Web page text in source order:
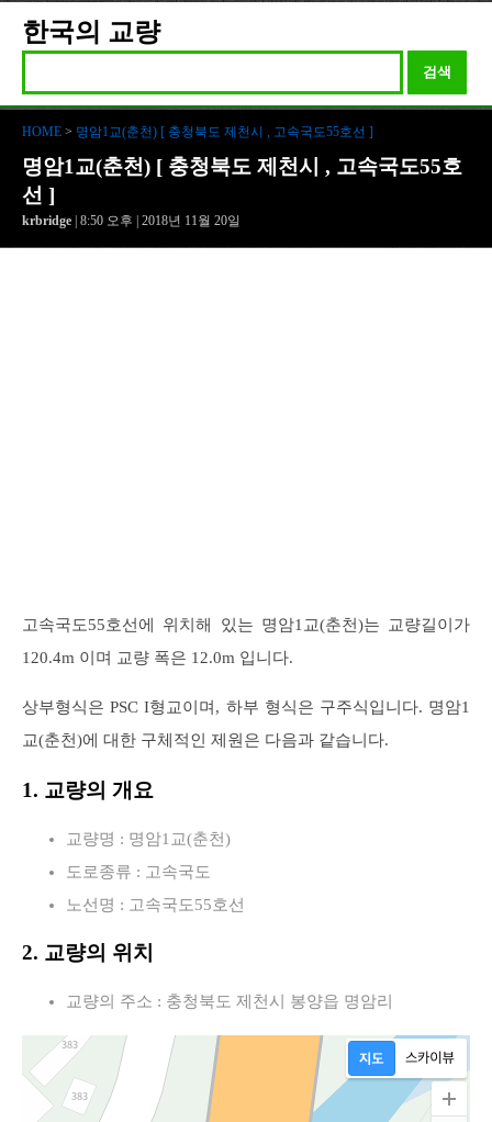
한국의 교량
검색
HOME > 명암1교(춘천) [ 충청북도 제천시 , 고속국도55호선 ]
명암1교(춘천) [ 충청북도 제천시 , 고속국도55호
선 ]
krbridge | 8:50 오후 | 2018년 11월 20일
고속국도55호선에 위치해 있는 명암1교(춘천)는 교량길이가
120.4m 이며 교량 폭은 12.0m 입니다.
상부형식은 PSC I형교이며, 하부 형식은 구주식입니다. 명암1
교(춘천)에 대한 구체적인 제원은 다음과 같습니다.
1. 교량의 개요
교량명 : 명암1교(춘천)
도로종류 : 고속국도
노선명 : 고속국도55호선
2. 교량의 위치
교량의 주소 : 충청북도 제천시 봉양읍 명암리